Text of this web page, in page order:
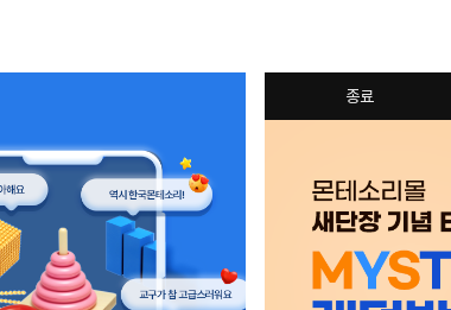
종료